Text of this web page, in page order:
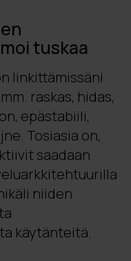
tuskaa
linkittämissäni
raskas, hidas,
epästabiili,
Tosiasia on,
saadaan
niiden
käytänteitä.